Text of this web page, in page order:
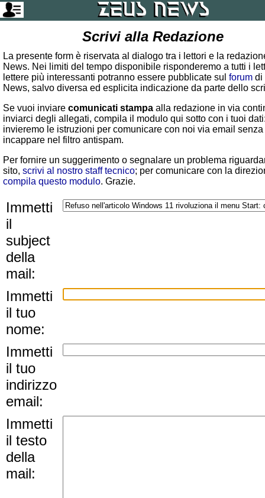
Scrivi alla Redazione
La presente form è riservata al dialogo tra i lettori e la
News. Nei limiti del tempo disponibile risponderemo a tutti i
lettere più interessanti potranno essere pubblicate sul forum di
News, salvo diversa ed esplicita indicazione da parte dello
Se vuoi inviare comunicati stampa alla redazione in via
inviarci degli allegati, compila il modulo qui sotto con i tuoi
invieremo le istruzioni per comunicare con noi via email senza
incappare nel filtro antispam.
Per fornire un suggerimento o segnalare un problema
sito, scrivi al nostro staff tecnico; per comunicare con la
compila questo modulo. Grazie.
Immetti
il
subject
della
mail:
Immetti
il tuo
nome:
Immetti
il tuo
indirizzo
email:
Immetti
il testo
della
mail: